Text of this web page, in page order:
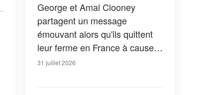
George et Amal Clooney
partagent un message
émouvant alors qu'ils quittent
leur ferme en France à cause
des feux de forêt — Tous les
31 juillet 2026